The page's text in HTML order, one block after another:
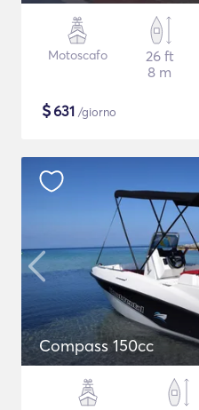
Motoscafo
26 ft
8 m
$631 /giorno
Compass 150cc